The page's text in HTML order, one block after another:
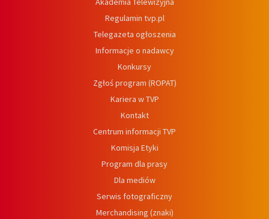
Regulamin tvp.pl
Telegazeta ogłoszenia
Informacje o nadawcy
Konkursy
Zgłoś program (ROPAT)
Kariera w TVP
Kontakt
Centrum informacji TVP
Komisja Etyki
Program dla prasy
Dla mediów
Serwis fotograficzny
Merchandising (znaki)